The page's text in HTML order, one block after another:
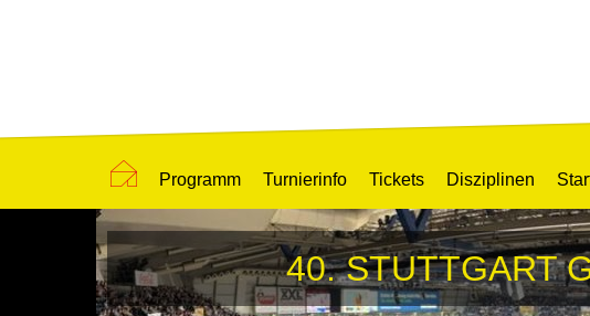
Programm Turnierinfo Tickets Disziplinen
40. STUTTGART